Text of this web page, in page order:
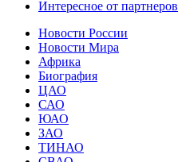
Интересное от партнеров
Новости России
Новости Мира
Африка
Биография
ЦАО
САО
ЮАО
ЗАО
ТИНАО